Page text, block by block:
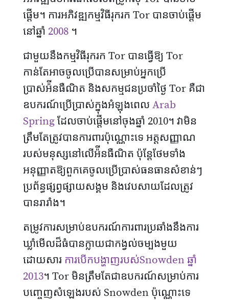
ផ្តើម។ ការអភិវឌ្ឍកម្មវិធីរុករក Tor បានចាប់ផ្តើម
នៅឆ្នាំ 2008 ។
ជាមួយនឹងកម្មវិធីរុករក Tor បានធ្វើឱ្យ Tor
កាន់តែអាចចូលប្រើបានសម្រាប់អ្នកប្រើ
ប្រាស់អ៉ីនធឺណិត និងសកម្មជនប្រចាំថ្ងៃ Tor គឺជា
ឧបករណ៍ប្រើប្រាស់ក្នុងអំឡុងពេល Arab
Springដែលចាប់ផ្តើមនៅចុងឆ្នាំ 2010។ វាមិន
ត្រឹមតែត្រូវបានការពារប៉ុណ្ណោះទេ អត្តសញ្ញាណ
របស់មនុស្សនៅលើអ៉ីនធឺណិត ប៉ុន្តែថែមទាំង
អនុញ្ញាតឱ្យពួកគេចូលប្រើប្រាស់ធនធានសំខាន់ៗ
ប្រព័ន្ធផ្សព្វផ្សាយសង្គម និងវេបសាយដែលត្រូវ
បានរារាំង។
តម្រូវការសម្រាប់ឧបករណ៍ការពារប្រឆាំងនឹងការ
ឃ្លាំមើលដ៏ធំបានក្លាយជាកង្វល់ចម្បងមួយ
ដោយសារ ការបើកបង្ហាញរបស់Snowden ឆ្នាំ
2013។ Tor មិនត្រឹមតែជាឧបករណ៍សម្រាប់ការ
បញ្ចេញសំឡេងរបស់ Snowden ប៉ុណ្ណោះទេ